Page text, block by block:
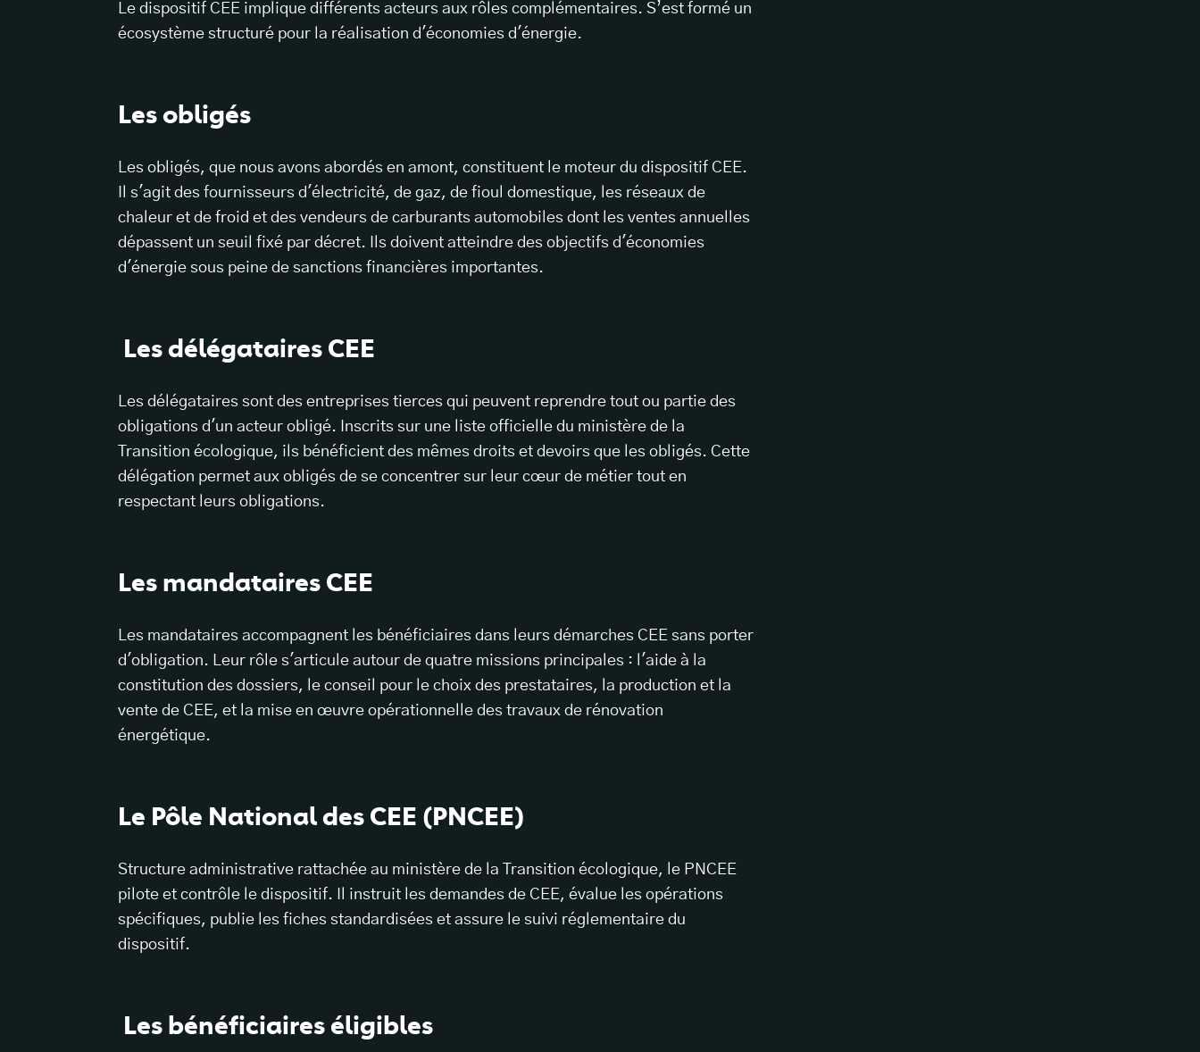
Le dispositif CEE implique différents acteurs aux rôles complémentaires. S’est formé un
écosystème structuré pour la réalisation d'économies d'énergie.
Les obligés
Les obligés, que nous avons abordés en amont, constituent le moteur du dispositif CEE.
Il s'agit des fournisseurs d'électricité, de gaz, de fioul domestique, les réseaux de
chaleur et de froid et des vendeurs de carburants automobiles dont les ventes annuelles
dépassent un seuil fixé par décret. Ils doivent atteindre des objectifs d'économies
d'énergie sous peine de sanctions financières importantes.
Les délégataires CEE
Les délégataires sont des entreprises tierces qui peuvent reprendre tout ou partie des
obligations d'un acteur obligé. Inscrits sur une liste officielle du ministère de la
Transition écologique, ils bénéficient des mêmes droits et devoirs que les obligés. Cette
délégation permet aux obligés de se concentrer sur leur cœur de métier tout en
respectant leurs obligations.
Les mandataires CEE
Les mandataires accompagnent les bénéficiaires dans leurs démarches CEE sans porter
d'obligation. Leur rôle s'articule autour de quatre missions principales : l'aide à la
constitution des dossiers, le conseil pour le choix des prestataires, la production et la
vente de CEE, et la mise en œuvre opérationnelle des travaux de rénovation
énergétique.
Le Pôle National des CEE (PNCEE)
Structure administrative rattachée au ministère de la Transition écologique, le PNCEE
pilote et contrôle le dispositif. Il instruit les demandes de CEE, évalue les opérations
spécifiques, publie les fiches standardisées et assure le suivi réglementaire du
dispositif.
Les bénéficiaires éligibles